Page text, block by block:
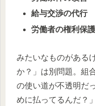
給与交渉の代行
労働者の権利保護
みたいなものがある
か？」は別問題。組
の使い道が不透明だ
めに払ってるんだ？